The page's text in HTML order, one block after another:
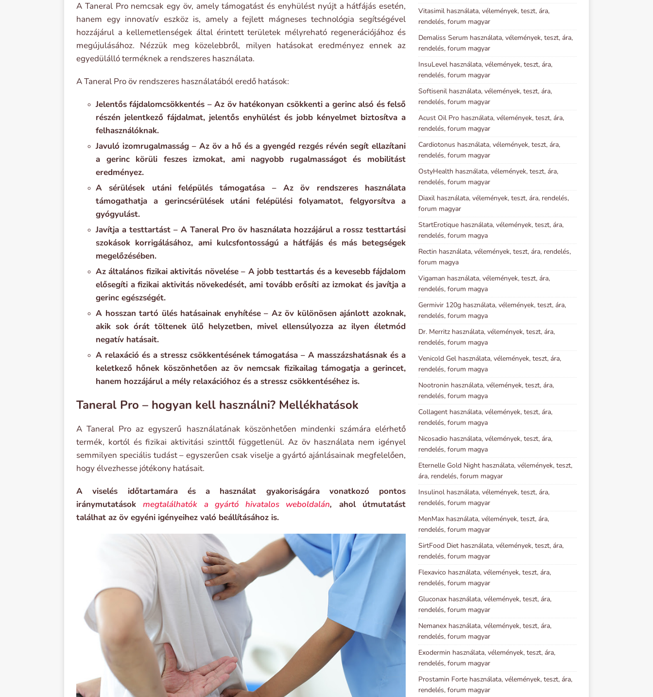
A Taneral Pro nemcsak egy öv, amely támogatást és enyhülést nyújt a hátfájás esetén,
hanem egy innovatív eszköz is, amely a fejlett mágneses technológia segítségével
hozzájárul a kellemetlenségek által érintett területek mélyreható regenerációjához és
megújulásához. Nézzük meg közelebbről, milyen hatásokat eredményez ennek az
egyedülálló terméknek a rendszeres használata.
A Taneral Pro öv rendszeres használatából eredő hatások:
Jelentős fájdalomcsökkentés – Az öv hatékonyan csökkenti a gerinc alsó és felső
részén jelentkező fájdalmat, jelentős enyhülést és jobb kényelmet biztosítva a
felhasználóknak.
Javuló izomrugalmasság – Az öv a hő és a gyengéd rezgés révén segít ellazítani
a gerinc körüli feszes izmokat, ami nagyobb rugalmasságot és mobilitást
eredményez.
A sérülések utáni felépülés támogatása – Az öv rendszeres használata
támogathatja a gerincsérülések utáni felépülési folyamatot, felgyorsítva a
gyógyulást.
Javítja a testtartást – A Taneral Pro öv használata hozzájárul a rossz testtartási
szokások korrigálásához, ami kulcsfontosságú a hátfájás és más betegségek
megelőzésében.
Az általános fizikai aktivitás növelése – A jobb testtartás és a kevesebb fájdalom
elősegíti a fizikai aktivitás növekedését, ami tovább erősíti az izmokat és javítja a
gerinc egészségét.
A hosszan tartó ülés hatásainak enyhítése – Az öv különösen ajánlott azoknak,
akik sok órát töltenek ülő helyzetben, mivel ellensúlyozza az ilyen életmód
negatív hatásait.
A relaxáció és a stressz csökkentésének támogatása – A masszázshatásnak és a
keletkező hőnek köszönhetően az öv nemcsak fizikailag támogatja a gerincet,
hanem hozzájárul a mély relaxációhoz és a stressz csökkentéséhez is.
Taneral Pro – hogyan kell használni? Mellékhatások
A Taneral Pro az egyszerű használatának köszönhetően mindenki számára elérhető
termék, kortól és fizikai aktivitási szinttől függetlenül. Az öv használata nem igényel
semmilyen speciális tudást – egyszerűen csak viselje a gyártó ajánlásainak megfelelően,
hogy élvezhesse jótékony hatásait.
A viselés időtartamára és a használat gyakoriságára vonatkozó pontos
iránymutatásokmegtalálhatók a gyártó hivatalos weboldalán, ahol útmutatást
találhat az öv egyéni igényeihez való beállításához is.
Vitasimil használata, vélemények, teszt, ára,
rendelés, forum magyar
Demaliss Serum használata, vélemények, teszt, ára,
rendelés, forum magyar
InsuLevel használata, vélemények, teszt, ára,
rendelés, forum magyar
Softisenil használata, vélemények, teszt, ára,
rendelés, forum magyar
Acust Oil Pro használata, vélemények, teszt, ára,
rendelés, forum magyar
Cardiotonus használata, vélemények, teszt, ára,
rendelés, forum magyar
OstyHealth használata, vélemények, teszt, ára,
rendelés, forum magyar
Diaxil használata, vélemények, teszt, ára, rendelés,
forum magyar
StartErotique használata, vélemények, teszt, ára,
rendelés, forum magya
Rectin használata, vélemények, teszt, ára, rendelés,
forum magya
Vigaman használata, vélemények, teszt, ára,
rendelés, forum magya
Germivir 120g használata, vélemények, teszt, ára,
rendelés, forum magya
Dr. Merritz használata, vélemények, teszt, ára,
rendelés, forum magya
Venicold Gel használata, vélemények, teszt, ára,
rendelés, forum magya
Nootronin használata, vélemények, teszt, ára,
rendelés, forum magya
Collagent használata, vélemények, teszt, ára,
rendelés, forum magya
Nicosadio használata, vélemények, teszt, ára,
rendelés, forum magya
Eternelle Gold Night használata, vélemények, teszt,
ára, rendelés, forum magyar
Insulinol használata, vélemények, teszt, ára,
rendelés, forum magyar
MenMax használata, vélemények, teszt, ára,
rendelés, forum magyar
SirtFood Diet használata, vélemények, teszt, ára,
rendelés, forum magyar
Flexavico használata, vélemények, teszt, ára,
rendelés, forum magyar
Gluconax használata, vélemények, teszt, ára,
rendelés, forum magyar
Nemanex használata, vélemények, teszt, ára,
rendelés, forum magyar
Exodermin használata, vélemények, teszt, ára,
rendelés, forum magyar
Prostamin Forte használata, vélemények, teszt, ára,
rendelés, forum magyar